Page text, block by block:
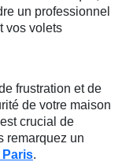
un professionnel
vos volets
frustration et de
de votre maison
crucial de
remarquez un
.